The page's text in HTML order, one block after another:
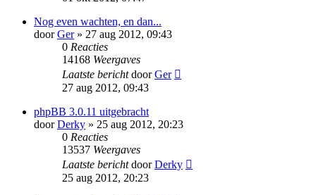
Nog even wachten, en dan...
doorGer» 27 aug 2012, 09:43
0 Reacties
14168 Weergaves
Laatste berichtdoorGer
27 aug 2012, 09:43
phpBB 3.0.11 uitgebracht
doorDerky » 25 aug 2012, 20:23
0 Reacties
13537 Weergaves
Laatste berichtdoorDerky
25 aug 2012, 20:23